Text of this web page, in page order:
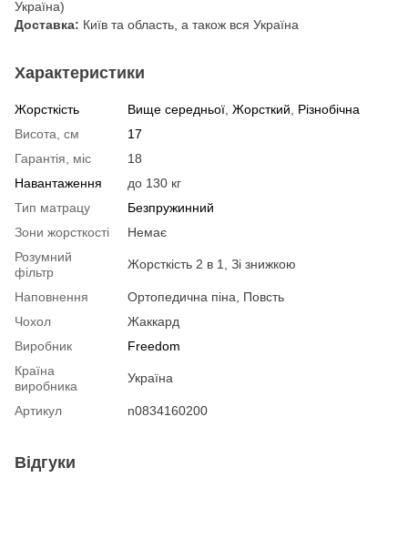
Україна)
Доставка: Київ та область, а також вся Україна
Характеристики
Жорсткість Вище середньої Жорсткий
Різнобічна
Висота, см
17
Гарантія, міс
18
Навантаження
до 130 кг
Тип матрацу
Безпружинний
Зони жорсткості
Немає
Розумний
фільтр
Жорсткість 2 в 1, Зі знижкою
Наповнення
Ортопедична піна, Повсть
Чохол
Жаккард
Виробник
Freedom
Країна
виробника
Україна
Артикул n0834160200
Відгуки